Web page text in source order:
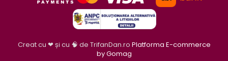
Creat cu ❤ și cu 🧠 de TrifanDan.ro Platforma E-commerce
by Gomag